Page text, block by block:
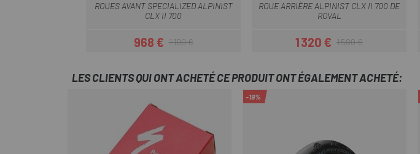
ROUES AVANT SPECIALIZED ALPINIST
CLX II 700
Prix
968 €Prix habituel
1 100 €
ROUE ARRIÈRE ALPINIST CLX II 700 DE
ROVAL
Prix
1 320 €Prix habituel
1 500 €
LES CLIENTS QUI ONT ACHETÉ CE PRODUIT ONT ÉGALEMENT ACHETÉ:
-19%